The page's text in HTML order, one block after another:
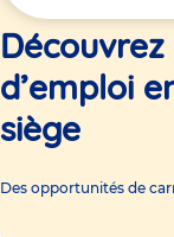
ici
d’emploi
siège
Des opportunités de